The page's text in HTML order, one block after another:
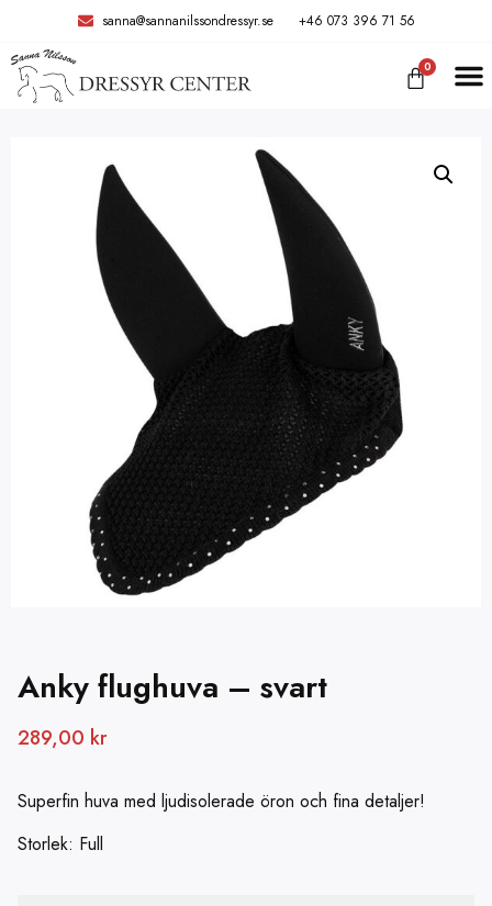
sanna@sannanilssondressyr.se +46 073 396 71 56
0
Anky flughuva – svart
289,00 kr
Superfin huva med ljudisolerade öron och fina detaljer!
Storlek: Full